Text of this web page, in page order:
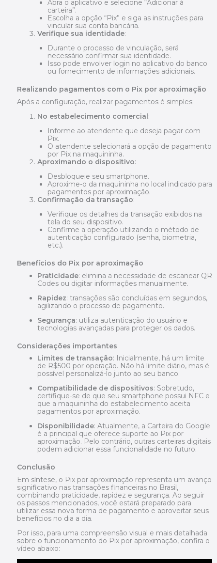
Abra o aplicativo e selecione “Adicionar à
carteira”.
Escolha a opção “Pix” e siga as instruções para
vincular sua conta bancária.
Verifique sua identidade:
Durante o processo de vinculação, será
necessário confirmar sua identidade.
Isso pode envolver login no aplicativo do banco
ou fornecimento de informações adicionais.
Realizando pagamentos com o Pix por aproximação
Após a configuração, realizar pagamentos é simples:
No estabelecimento comercial:
Informe ao atendente que deseja pagar com
Pix.
O atendente selecionará a opção de pagamento
por Pix na maquininha.
Aproximando o dispositivo:
Desbloqueie seu smartphone.
Aproxime-o da maquininha no local indicado para
pagamentos por aproximação.
Confirmação da transação:
Verifique os detalhes da transação exibidos na
tela do seu dispositivo.
Confirme a operação utilizando o método de
autenticação configurado (senha, biometria,
etc.).
Benefícios do Pix por aproximação
Praticidade: elimina a necessidade de escanear QR
Codes ou digitar informações manualmente.
Rapidez: transações são concluídas em segundos,
agilizando o processo de pagamento.
Segurança: utiliza autenticação do usuário e
tecnologias avançadas para proteger os dados.
Considerações importantes
Limites de transação: Inicialmente, há um limite
de R$500 por operação. Não há limite diário, mas é
possível personalizá-lo junto ao seu banco.
Compatibilidade de dispositivos: Sobretudo,
certifique-se de que seu smartphone possui NFC e
que a maquininha do estabelecimento aceita
pagamentos por aproximação.
Disponibilidade: Atualmente, a Carteira do Google
é a principal que oferece suporte ao Pix por
aproximação. Pelo contrário, outras carteiras digitais
podem adicionar essa funcionalidade no futuro.
Conclusão
Em síntese, o Pix por aproximação representa um avanço
significativo nas transações financeiras no Brasil,
combinando praticidade, rapidez e segurança. Ao seguir
os passos mencionados, você estará preparado para
utilizar essa nova forma de pagamento e aproveitar seus
benefícios no dia a dia.
Por isso, para uma compreensão visual e mais detalhada
sobre o funcionamento do Pix por aproximação, confira o
vídeo abaixo: